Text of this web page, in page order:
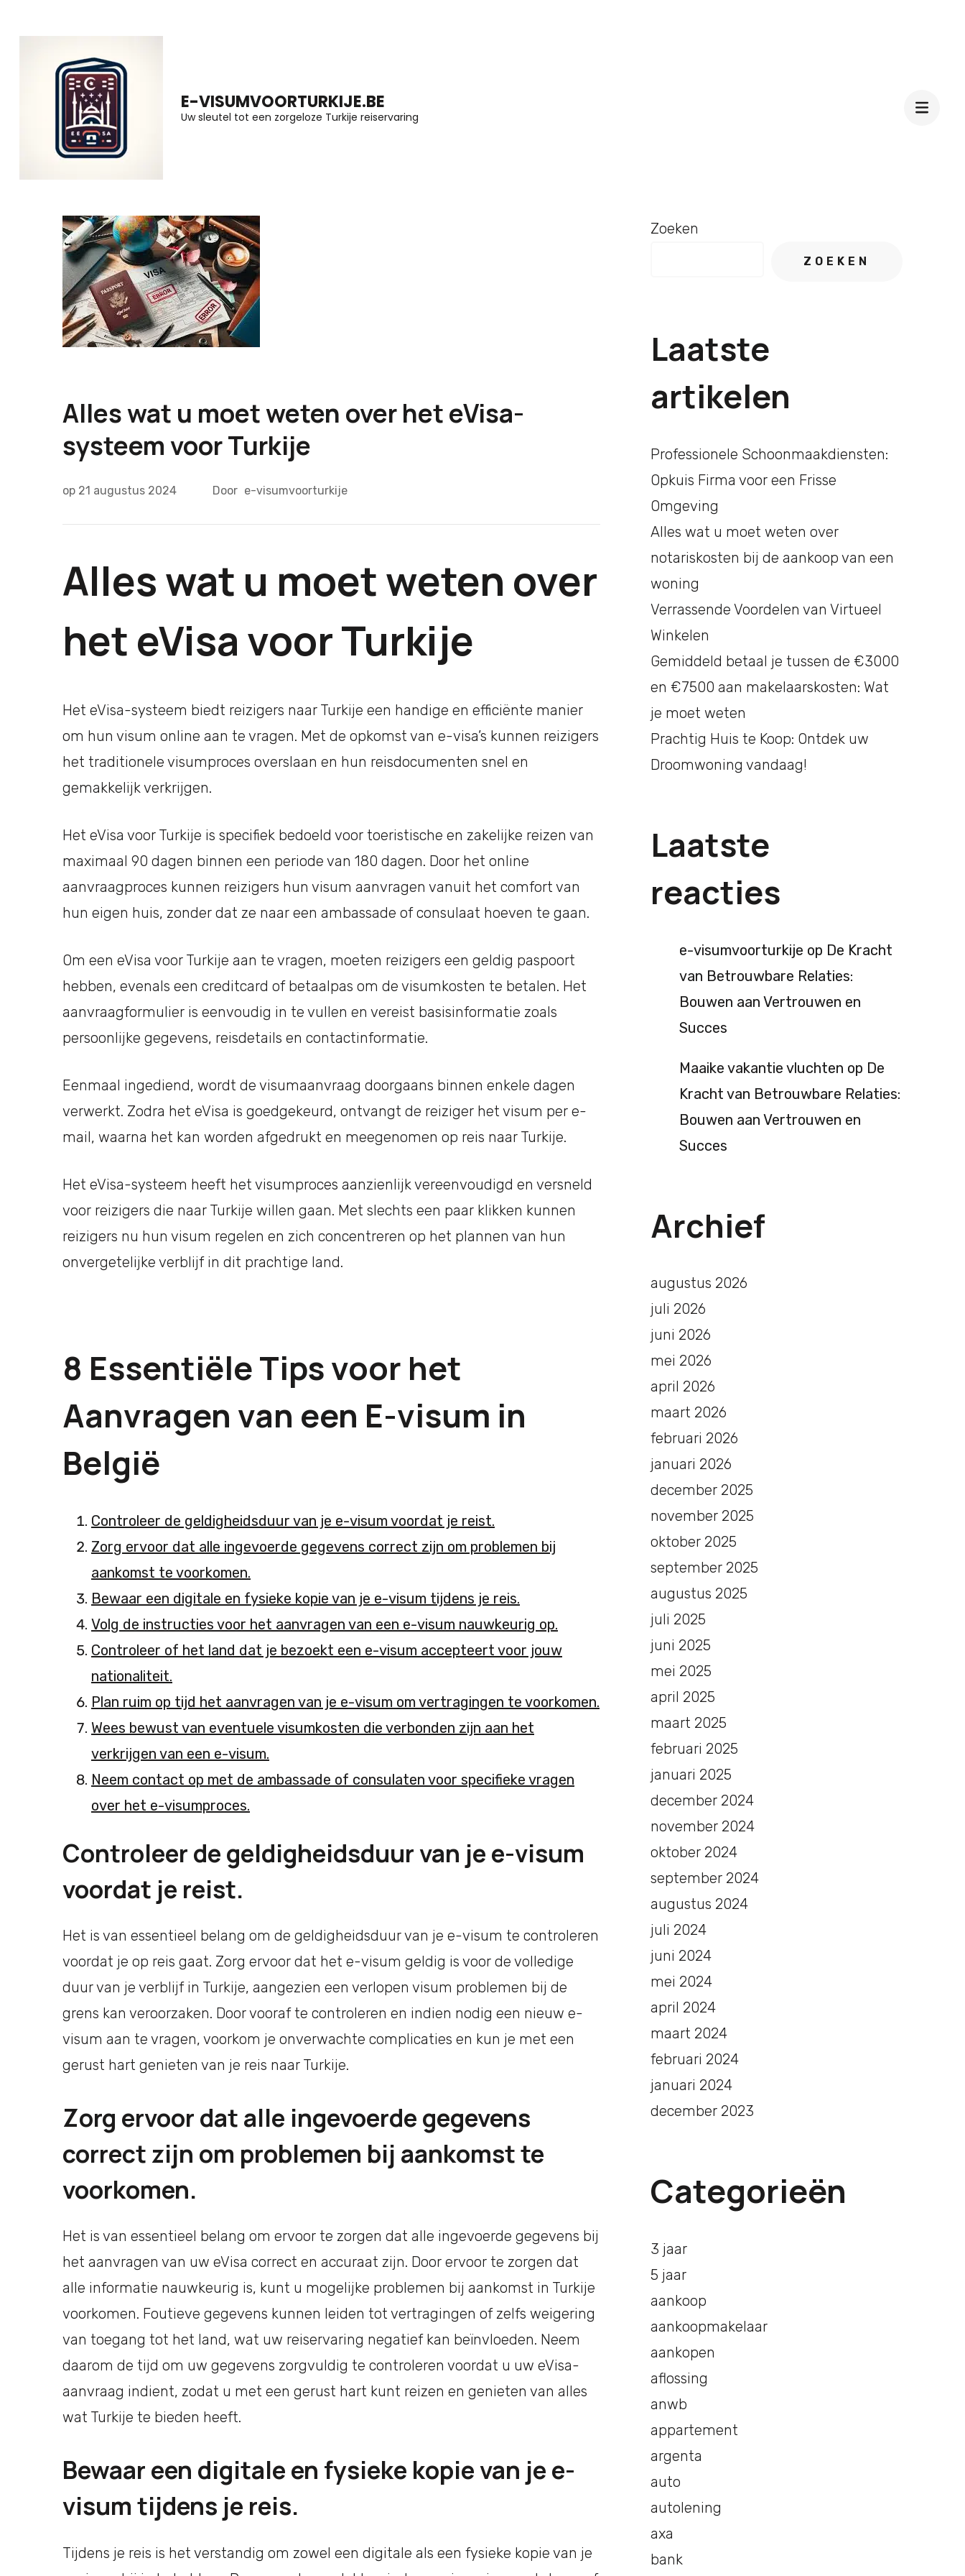
naar
E-VISUMVOORTURKIJE.BE
Uw sleutel tot een zorgeloze Turkije reiservaring
Alles wat u moet weten over het eVisa-
systeem voor Turkije
op 21 augustus 2024 Door e-visumvoorturkije
Alles wat u moet weten over
het eVisa voor Turkije
Het eVisa-systeem biedt reizigers naar Turkije een handige en efficiënte manier
om hun visum online aan te vragen. Met de opkomst van e-visa’s kunnen reizigers
het traditionele visumproces overslaan en hun reisdocumenten snel en
gemakkelijk verkrijgen.
Het eVisa voor Turkije is specifiek bedoeld voor toeristische en zakelijke reizen van
maximaal 90 dagen binnen een periode van 180 dagen. Door het online
aanvraagproces kunnen reizigers hun visum aanvragen vanuit het comfort van
hun eigen huis, zonder dat ze naar een ambassade of consulaat hoeven te gaan.
Om een eVisa voor Turkije aan te vragen, moeten reizigers een geldig paspoort
hebben, evenals een creditcard of betaalpas om de visumkosten te betalen. Het
aanvraagformulier is eenvoudig in te vullen en vereist basisinformatie zoals
persoonlijke gegevens, reisdetails en contactinformatie.
Eenmaal ingediend, wordt de visumaanvraag doorgaans binnen enkele dagen
verwerkt. Zodra het eVisa is goedgekeurd, ontvangt de reiziger het visum per e-
mail, waarna het kan worden afgedrukt en meegenomen op reis naar Turkije.
Het eVisa-systeem heeft het visumproces aanzienlijk vereenvoudigd en versneld
voor reizigers die naar Turkije willen gaan. Met slechts een paar klikken kunnen
reizigers nu hun visum regelen en zich concentreren op het plannen van hun
onvergetelijke verblijf in dit prachtige land.
8 Essentiële Tips voor het
Aanvragen van een E-visum in
België
Controleer de geldigheidsduur van je e-visum voordat je reist.
Zorg ervoor dat alle ingevoerde gegevens correct zijn om problemen bij
aankomst te voorkomen.
Bewaar een digitale en fysieke kopie van je e-visum tijdens je reis.
Volg de instructies voor het aanvragen van een e-visum nauwkeurig op.
Controleer of het land dat je bezoekt een e-visum accepteert voor jouw
nationaliteit.
Plan ruim op tijd het aanvragen van je e-visum om vertragingen te voorkomen.
Wees bewust van eventuele visumkosten die verbonden zijn aan het
verkrijgen van een e-visum.
Neem contact op met de ambassade of consulaten voor specifieke vragen
over het e-visumproces.
Controleer de geldigheidsduur van je e-visum
voordat je reist.
Het is van essentieel belang om de geldigheidsduur van je e-visum te controleren
voordat je op reis gaat. Zorg ervoor dat het e-visum geldig is voor de volledige
duur van je verblijf in Turkije, aangezien een verlopen visum problemen bij de
grens kan veroorzaken. Door vooraf te controleren en indien nodig een nieuw e-
visum aan te vragen, voorkom je onverwachte complicaties en kun je met een
gerust hart genieten van je reis naar Turkije.
Zorg ervoor dat alle ingevoerde gegevens
correct zijn om problemen bij aankomst te
voorkomen.
Het is van essentieel belang om ervoor te zorgen dat alle ingevoerde gegevens bij
het aanvragen van uw eVisa correct en accuraat zijn. Door ervoor te zorgen dat
alle informatie nauwkeurig is, kunt u mogelijke problemen bij aankomst in Turkije
voorkomen. Foutieve gegevens kunnen leiden tot vertragingen of zelfs weigering
van toegang tot het land, wat uw reiservaring negatief kan beïnvloeden. Neem
daarom de tijd om uw gegevens zorgvuldig te controleren voordat u uw eVisa-
aanvraag indient, zodat u met een gerust hart kunt reizen en genieten van alles
wat Turkije te bieden heeft.
Bewaar een digitale en fysieke kopie van je e-
visum tijdens je reis.
Tijdens je reis is het verstandig om zowel een digitale als een fysieke kopie van je
Zoeken
ZOEKEN
Laatste
artikelen
Professionele Schoonmaakdiensten:
Opkuis Firma voor een Frisse
Omgeving
Alles wat u moet weten over
notariskosten bij de aankoop van een
woning
Verrassende Voordelen van Virtueel
Winkelen
Gemiddeld betaal je tussen de €3000
en €7500 aan makelaarskosten: Wat
je moet weten
Prachtig Huis te Koop: Ontdek uw
Droomwoning vandaag!
Laatste
reacties
e-visumvoorturkije op De Kracht
van Betrouwbare Relaties:
Bouwen aan Vertrouwen en
Succes
Maaike vakantie vluchten op De
Kracht van Betrouwbare Relaties:
Bouwen aan Vertrouwen en
Succes
Archief
augustus 2026
juli 2026
juni 2026
mei 2026
april 2026
maart 2026
februari 2026
januari 2026
december 2025
november 2025
oktober 2025
september 2025
augustus 2025
juli 2025
juni 2025
mei 2025
april 2025
maart 2025
februari 2025
januari 2025
december 2024
november 2024
oktober 2024
september 2024
augustus 2024
juli 2024
juni 2024
mei 2024
april 2024
maart 2024
februari 2024
januari 2024
december 2023
Categorieën
3 jaar
5 jaar
aankoop
aankoopmakelaar
aankopen
aflossing
anwb
appartement
argenta
auto
autolening
axa
bank